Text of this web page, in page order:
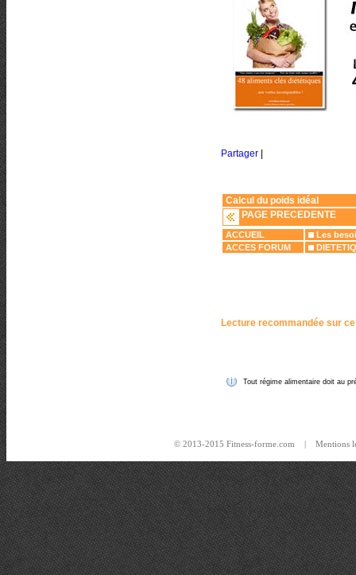
Partager
Calcul du poids idéal
PAGE PRECEDENTE
ACCUEIL
Les
ACCES FORUM
Lecture recommandée sur
Tout régime alimentaire doit au
© 2013-2015 Fitness-forme.com | Mentions